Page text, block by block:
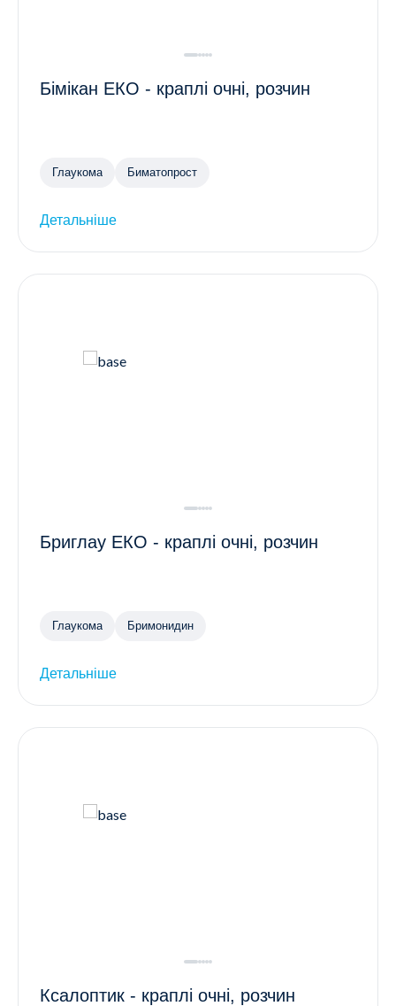
Бімікан ЕКО - краплі очні, розчин
Глаукома Биматопрост
Детальніше
Бриглау ЕКО - краплі очні, розчин
Глаукома Бримонидин
Детальніше
Ксалоптик - краплі очні, розчин